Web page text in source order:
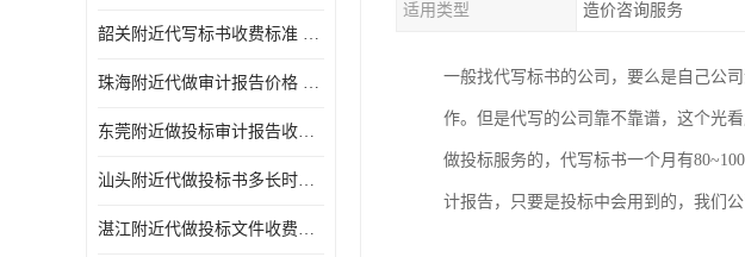
韶关附近代写标书收费标准 满足客户需求
珠海附近代做审计报告价格 投标书怎么做
东莞附近做投标审计报告收费标准 标书废标注意事项
汕头附近代做投标书多长时间做好 标书废标注意事项
湛江附近代做投标文件收费标准 投标书怎么做
适用类型 造价咨询服务
一般找代写标书的公司，要么是自己公
作。但是代写的公司靠不靠谱，这个光
做投标服务的，代写标书一个月有
计报告，只要是投标中会用到的，我们